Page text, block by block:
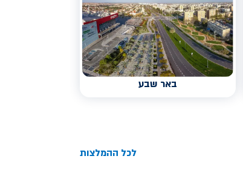
באר שבע
לכל ההמלצות